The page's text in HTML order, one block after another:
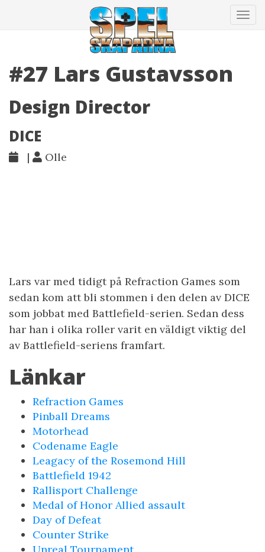
#27 Lars Gustavsson
Design Director
DICE
| Olle
Lars var med tidigt på Refraction Games som
sedan kom att bli stommen i den delen av DICE
som jobbat med Battlefield-serien. Sedan dess
har han i olika roller varit en väldigt viktig del
av Battlefield-seriens framfart.
Länkar
Refraction Games
Pinball Dreams
Motorhead
Codename Eagle
Leagacy of the Rosemond Hill
Battlefield 1942
Rallisport Challenge
Medal of Honor Allied assault
Day of Defeat
Counter Strike